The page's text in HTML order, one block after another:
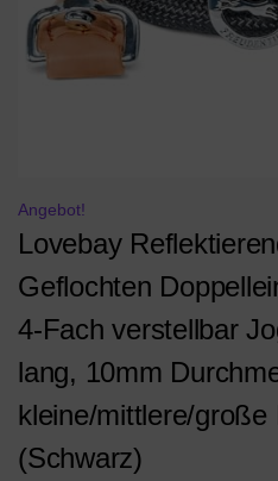
Angebot!
Lovebay
Geflochten
4-Fach verstellbar
lang, 10mm
kleine/mittlere/große
(Schwarz)